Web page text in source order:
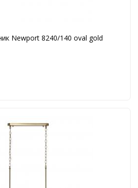
Newport 8240/140 oval gold